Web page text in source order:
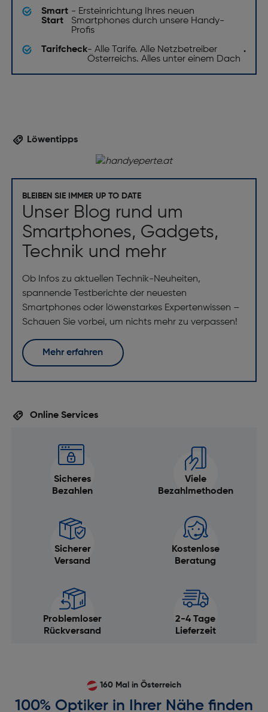
Smart
Start
- Ersteinrichtung Ihres neuen
Smartphones durch unsere Handy-
Profis
Tarifcheck- Alle Tarife. Alle Netzbetreiber
Österreichs. Alles unter einem Dach
.
Löwentipps
BLEIBEN SIE IMMER UP TO DATE
Unser Blog rund um
Smartphones, Gadgets,
Technik und mehr
Ob Infos zu aktuellen Technik-Neuheiten,
spannende Testberichte der neuesten
Smartphones oder löwenstarkes Expertenwissen –
Schauen Sie vorbei, um nichts mehr zu verpassen!
Mehr erfahren
Online Services
Sicheres
Bezahlen
Viele
Bezahlmethoden
Sicherer
Versand
Kostenlose
Beratung
Problemloser
Rückversand
2-4 Tage
Lieferzeit
160 Mal in Österreich
100% Optiker in Ihrer Nähe finden